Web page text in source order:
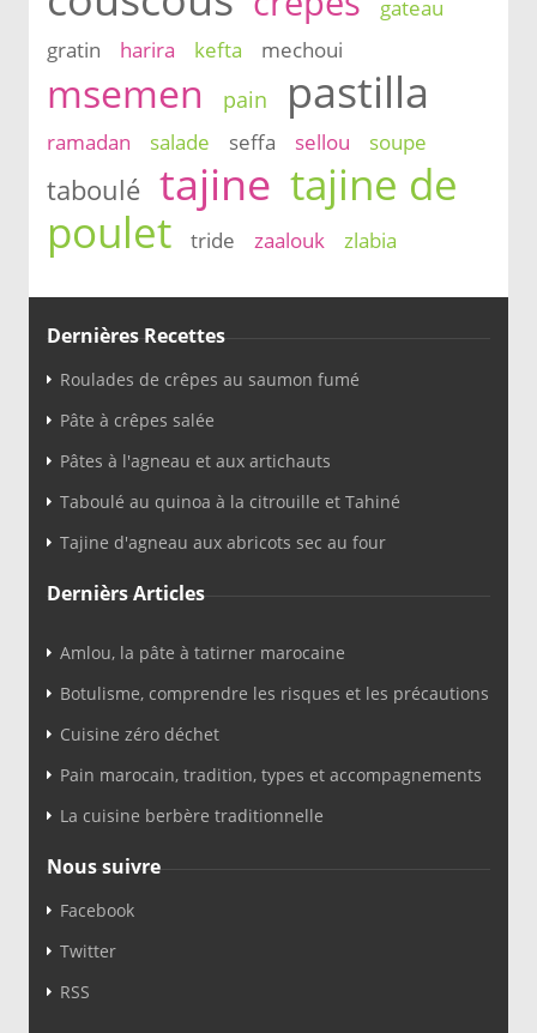
gateau
gratin
harira kefta mechoui
msemen pain pastilla
ramadan salade seffa sellou soupe
taboulé tajine tajine de
poulet
tride zaalouk zlabia
Dernières Recettes
Roulades de crêpes au saumon fumé
Pâte à crêpes salée
Pâtes à l'agneau et aux artichauts
Taboulé au quinoa à la citrouille et Tahiné
Tajine d'agneau aux abricots sec au four
Dernièrs Articles
Amlou, la pâte à tatirner marocaine
Botulisme, comprendre les risques et les précautions
Cuisine zéro déchet
Pain marocain, tradition, types et accompagnements
La cuisine berbère traditionnelle
Nous suivre
Facebook
Twitter
RSS